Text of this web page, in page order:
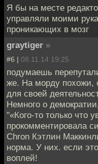
Я бы на месте
управляли моими
проникающих в мозг
graytiger »
#6 | 08.11.14 19:25
подумаешь
же. На морду похожи,
для своей
Немного о
"«Кого-то только
прокомментировала
Chron Кэтлин
норма. У них. если
воплей!